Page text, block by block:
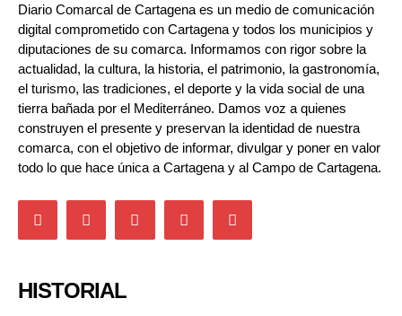
Diario Comarcal de Cartagena es un medio de comunicación
digital comprometido con Cartagena y todos los municipios y
diputaciones de su comarca. Informamos con rigor sobre la
actualidad, la cultura, la historia, el patrimonio, la gastronomía,
el turismo, las tradiciones, el deporte y la vida social de una
tierra bañada por el Mediterráneo. Damos voz a quienes
construyen el presente y preservan la identidad de nuestra
comarca, con el objetivo de informar, divulgar y poner en valor
todo lo que hace única a Cartagena y al Campo de Cartagena.
HISTORIAL